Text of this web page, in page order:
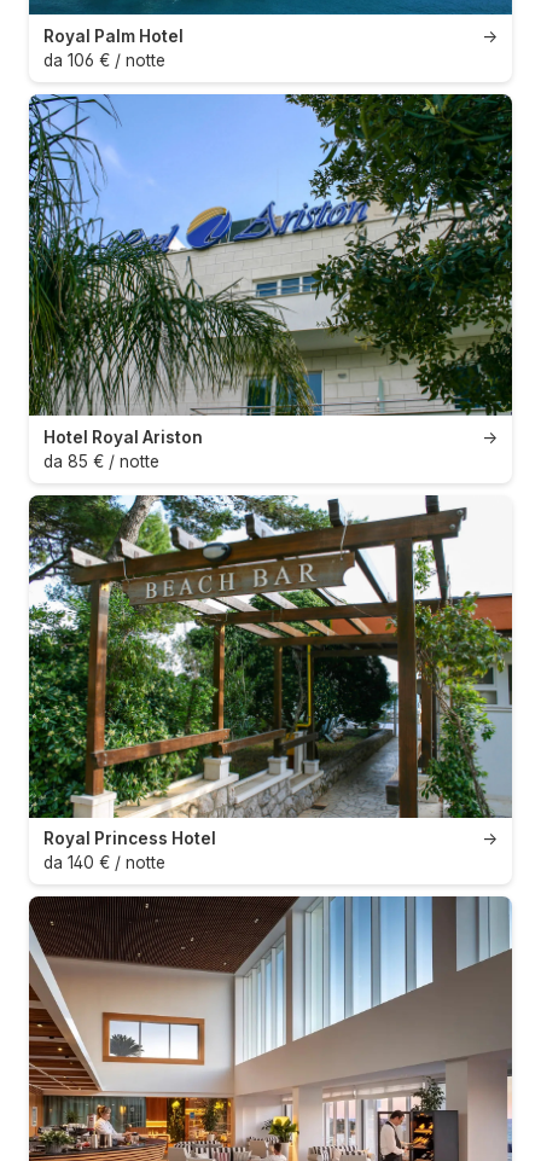
→
Royal Palm Hotel
da 106 € / notte
→
Hotel Royal Ariston
da 85 € / notte
→
Royal Princess Hotel
da 140 € / notte